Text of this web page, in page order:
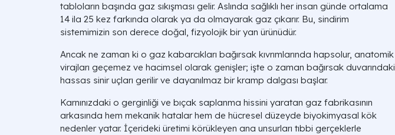
tabloların başında gaz sıkışması gelir. Aslında sağlıklı her insan günde ortalama
14 ila 25 kez farkında olarak ya da olmayarak gaz çıkarır. Bu, sindirim
sistemimizin son derece doğal, fizyolojik bir yan ürünüdür.
Ancak ne zaman ki o gaz kabarcıkları bağırsak kıvrımlarında hapsolur, anatomik
virajları geçemez ve hacimsel olarak genişler; işte o zaman bağırsak duvarındaki
hassas sinir uçları gerilir ve dayanılmaz bir kramp dalgası başlar.
Karnınızdaki o gerginliği ve bıçak saplanma hissini yaratan gaz fabrikasının
arkasında hem mekanik hatalar hem de hücresel düzeyde biyokimyasal kök
nedenler yatar. İçerideki üretimi körükleyen ana unsurları tıbbi gerçeklerle